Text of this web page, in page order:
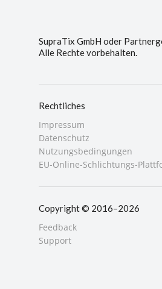
SupraTix GmbH oder
Alle Rechte vorbehalten.
Rechtliches
Impressum
Datenschutz
Nutzungsbedingungen
EU-Online-Schlichtungs-
Copyright © 2016–2026
Feedback
Support